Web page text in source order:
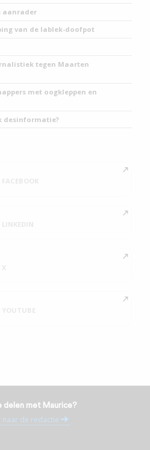
aanrader
van de lablek-doofpot
tegen Maarten
met oogkleppen en
desinformatie?
delen met Maurice?
naar de redactie